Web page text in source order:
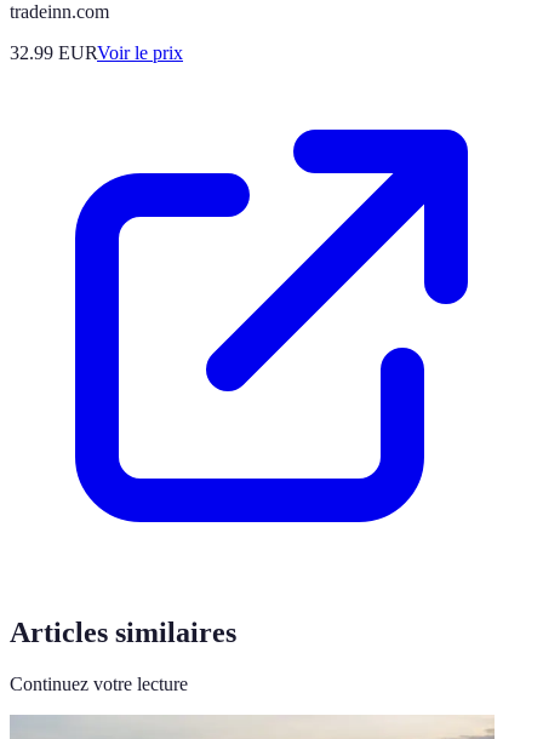
tradeinn.com
32.99 EURVoir le prix
Articles similaires
Continuez votre lecture